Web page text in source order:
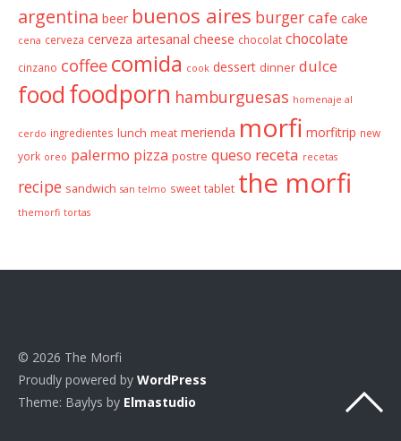
argentina beer buenos aires burgercafe cake
cena cerveza cerveza artesanal cheese chocolat chocolate
cinzano coffee comida cook dessert dinner dulce
food foodporn hamburguesas homenaje al
cerdo ingredientes lunch meat merienda morfi morfitrip new
york oreo palermo pizza postre queso receta recetas
recipe sandwich san telmo sweet tablet the morfi
themorfi tortas
© 2026 The Morfi
Proudly powered by WordPress
Theme: Baylys by Elmastudio